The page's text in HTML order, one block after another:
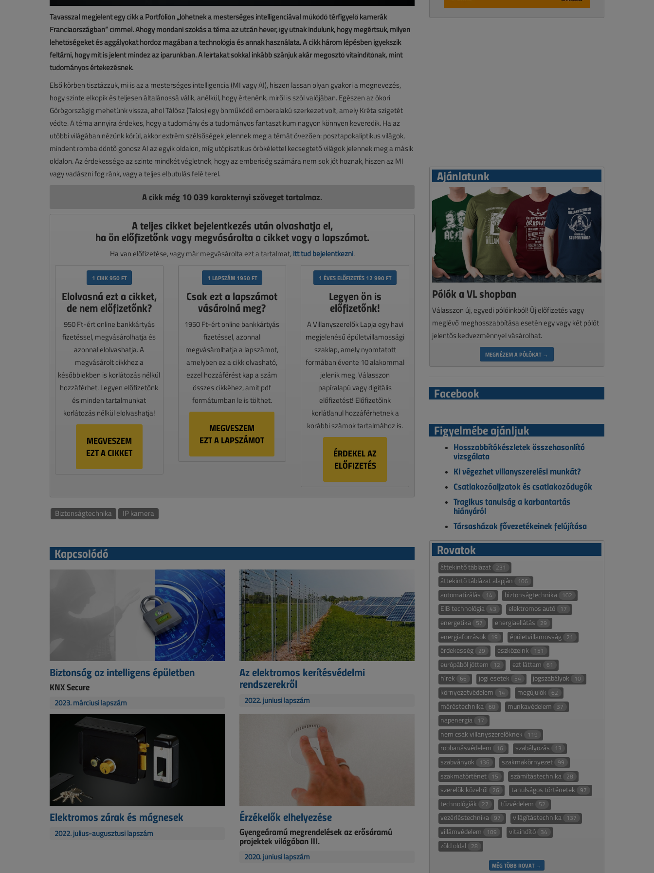
Tavasszal megjelent egy cikk a Portfólión „Jöhetnek a mesterséges intelligenciával működő térfigyelő kamerák
Franciaországban” címmel. Ahogy mondani szokás a téma az utcán hever, így útnak indulunk, hogy megértsük, milyen
lehetőségeket és aggályokat hordoz magában a technológia és annak használata. A cikk három lépésben igyekszik
feltárni, hogy mit is jelent mindez az iparunkban. A leírtakat sokkal inkább szánjuk akár megosztó vitaindítónak, mint
tudományos értekezésnek.
Első körben tisztázzuk, mi is az a mesterséges intelligencia (MI vagy AI), hiszen lassan olyan gyakori a megnevezés,
hogy szinte elkopik és teljesen általánossá válik, anélkül, hogy értenénk, miről is szól valójában. Egészen az ókori
Görögországig mehetünk vissza, ahol Tálósz (Talos) egy önműködő emberalakú szerkezet volt, amely Kréta szigetét
védte. A téma annyira érdekes, hogy a tudomány és a tudományos fantasztikum nagyon könnyen keveredik. Ha az
utóbbi világában nézünk körül, akkor extrém szélsőségek jelennek meg a témát övezően: posztapokaliptikus világok,
mindent romba döntő gonosz AI az egyik oldalon, míg utópisztikus örökélettel kecsegtető világok jelennek meg a másik
oldalon. Az érdekessége az szinte mindkét végletnek, hogy az emberiség számára nem sok jót hoznak, hiszen az MI
vagy vadászni fog ránk, vagy a teljes elbutulás felé terel.
A cikk még 10 039 karakternyi szöveget tartalmaz.
A teljes cikket bejelentkezés után olvashatja el,
ha ön előfizetőnk vagy megvásárolta a cikket vagy a lapszámot.
Ha van előfizetése, vagy már megvásárolta ezt a tartalmat, itt tud bejelentkezni.
1 CIKK 950 FT
Elolvasná ezt a cikket,
de nem előfizetőnk?
950 Ft-ért online bankkártyás
fizetéssel, megvásárolhatja és
azonnal elolvashatja. A
megvásárolt cikkhez a
későbbiekben is korlátozás nélkül
hozzáférhet. Legyen előfizetőnk
és minden tartalmunkat
korlátozás nélkül elolvashatja!
MEGVESZEM
EZT A CIKKET
1 LAPSZÁM 1950 FT
Csak ezt a lapszámot
vásárolná meg?
1950 Ft-ért online bankkártyás
fizetéssel, azonnal
megvásárolhatja a lapszámot,
amelyben ez a cikk olvasható,
ezzel hozzáférést kap a szám
összes cikkéhez, amit pdf
formátumban le is tölthet.
MEGVESZEM
EZT A LAPSZÁMOT
1 ÉVES ELŐFIZETÉS 12 990 FT
Legyen ön is
előfizetőnk!
A Villanyszerelők Lapja egy havi
megjelenésű épületvillamossági
szaklap, amely nyomtatott
formában évente 10 alakommal
jelenik meg. Válasszon
papíralapú vagy digitális
előfizetést! Előfizetőink
korlátlanul hozzáférhetnek a
korábbi számok tartalmához is.
ÉRDEKEL AZ
ELŐFIZETÉS
Biztonságtechnika IP kamera
Kapcsolódó
Biztonság az intelligens épületben
KNX Secure
2023. márciusi lapszám
Az elektromos kerítésvédelmi
rendszerekről
2022. júniusi lapszám
Elektromos zárak és mágnesek
2022. július-augusztusi lapszám
Érzékelők elhelyezése
Gyengeáramú megrendelések az erősáramú
projektek világában III.
2020. júniusi lapszám
Ajánlatunk
Pólók a VL shopban
Válasszon új, egyedi pólóinkból! Új előfizetés vagy
meglévő meghosszabbítása esetén egy vagy két pólót
jelentős kedvezménnyel vásárolhat.
MEGNÉZEM A PÓLÓKAT →
Facebook
Figyelmébe ajánljuk
Hosszabbítókészletek összehasonlító
vizsgálata
Ki végezhet villanyszerelési munkát?
Csatlakozóaljzatok és csatlakozódugók
Tragikus tanulság a karbantartás
hiányáról
Társasházak fővezetékeinek felújítása
Rovatok
áttekintő táblázat 231
áttekintő táblázat alapján 106
automatizálás 14 biztonságtechnika 102
EIB technológia 43 elektromos autó 17
energetika 57 energiaellátás 29
energiaforrások 19 épületvillamosság 21
érdekesség 29 eszközeink 151
európából jöttem 12 ezt láttam 61
hírek 66 jogi esetek 54 jogszabályok 10
környezetvédelem 14 megújulók 62
méréstechnika 60 munkavédelem 37
napenergia 17
nem csak villanyszerelőknek 119
robbanásvédelem 16 szabályozás 13
szabványok 136 szakmakörnyezet 99
szakmatörténet 15 számítástechnika 28
szerelők közelről 26 tanulságos történetek 97
technológiák 27 tűzvédelem 52
vezérléstechnika 97 világítástechnika 137
villámvédelem 109 vitaindító 34
zöld oldal 28
MÉG TÖBB ROVAT →